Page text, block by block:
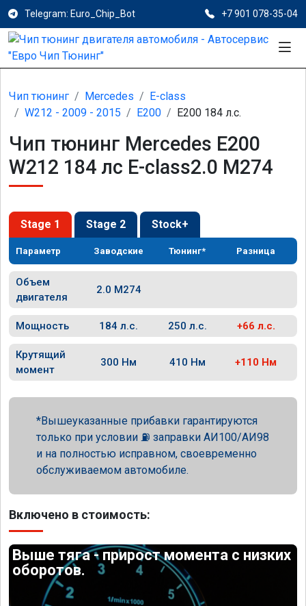
Telegram: Euro_Chip_Bot +7 901 078-35-04
Чип тюнинг Mercedes
E-class
W212 - 2009 - 2015
E200 E200 184 л.с.
Чип тюнинг Mercedes E200
W212 184 лс E-class2.0 M274
Stage 1 Stage 2 Stock+
Параметр Заводские Тюнинг* Разница
Объем
двигателя
2.0 M274
Мощность 184 л.с. 250 л.с. +66 л.с.
Крутящий
момент
300 Нм 410 Нм +110 Нм
Вышеуказанные прибавки гарантируются
только при условии ⛽ заправки АИ100/АИ98
и на полностью исправном, своевременно
обслуживаемом автомобиле.
Включено в стоимость:
Выше тяга - прирост момента с низких
оборотов.